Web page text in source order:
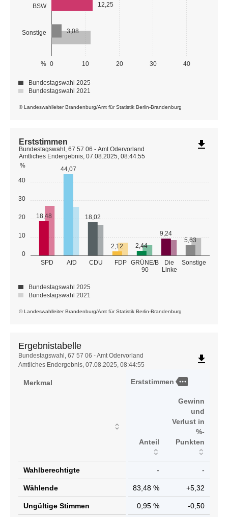
BSW
Sonstige
0 10 20 30 40
%
12,25
3,08
© Landeswahlleiter Brandenburg/Amt für Statistik Berlin-Brandenburg
Bundestagswahl 2025
Bundestagswahl 2021
0
10
20
30
40
%
SPD AfD CDU FDP GRÜNE/B
90
Die
Linke
Sonstige
18,48
44,07
18,02
2,12 2,44
9,24
5,63
© Landeswahlleiter Brandenburg/Amt für Statistik Berlin-Brandenburg
Erststimmen
Bundestagswahl, 67 57 06 - Amt Odervorland
Amtliches Endergebnis, 07.08.2025, 08:44:55
Bundestagswahl 2025
Bundestagswahl 2021
file_download
Ergebnistabelle
Ergebnistabelle
Bundestagswahl, 67 57 06 - Amt Odervorland
Amtliches Endergebnis, 07.08.2025, 08:44:55
file_download
Merkmal Erststimmen more
Anteil
Gewinn
und
Verlust in
%-
Punkten
Wahlberechtigte - -
Wählende 83,48 % +5,32
Ungültige Stimmen 0,95 % -0,50